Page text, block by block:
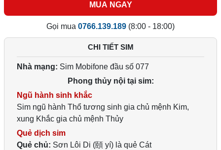
MUA NGAY
Gọi mua 0766.139.189 (8:00 - 18:00)
CHI TIẾT SIM
Nhà mạng: Sim Mobifone đầu số 077
Phong thủy nội tại sim:
Ngũ hành sinh khắc
Sim ngũ hành Thổ tương sinh gia chủ mệnh Kim,
xung Khắc gia chủ mệnh Thủy
Quẻ dịch sim
Quẻ chủ: Sơn Lôi Di (頤 yí) là quẻ Cát